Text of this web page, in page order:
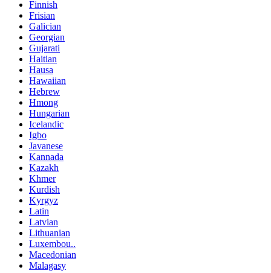
Finnish
Frisian
Galician
Georgian
Gujarati
Haitian
Hausa
Hawaiian
Hebrew
Hmong
Hungarian
Icelandic
Igbo
Javanese
Kannada
Kazakh
Khmer
Kurdish
Kyrgyz
Latin
Latvian
Lithuanian
Luxembou..
Macedonian
Malagasy